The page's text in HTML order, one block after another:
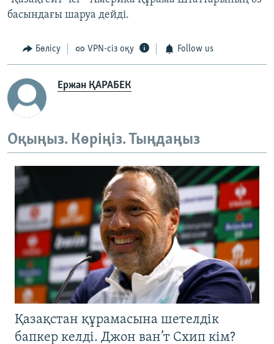
басындағы шаруа дейді.
Бөлісу VPN-сіз оқу Follow us
Ержан ҚАРАБЕК
Оқыңыз. Көріңіз. Тыңдаңыз
Қазақстан құрамасына шетелдік
бапкер келді. Джон ван’т Схип кім?